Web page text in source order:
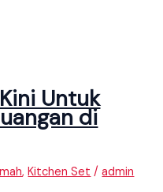
Untuk
di
,Kitchen Set /admin